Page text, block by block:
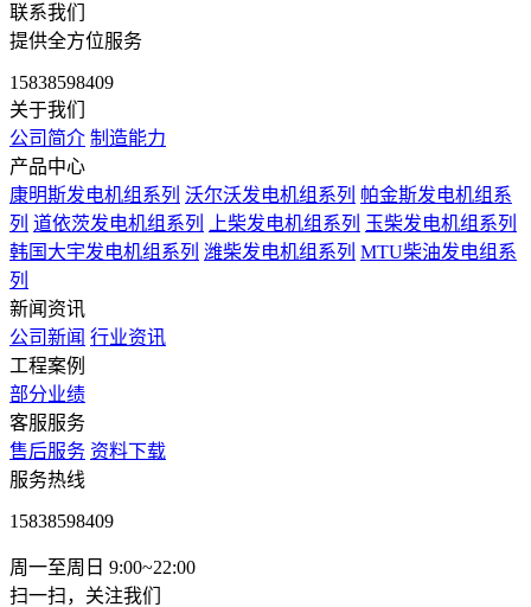
联系我们
提供全方位服务
15838598409
关于我们
公司简介 制造能力
产品中心
康明斯发电机组系列 沃尔沃发电机组系列 帕金斯发电机组系
列 道依茨发电机组系列 上柴发电机组系列 玉柴发电机组系列
韩国大宇发电机组系列 潍柴发电机组系列 MTU柴油发电组系
列
新闻资讯
公司新闻 行业资讯
工程案例
部分业绩
客服服务
售后服务 资料下载
服务热线
15838598409
周一至周日 9:00~22:00
扫一扫，关注我们